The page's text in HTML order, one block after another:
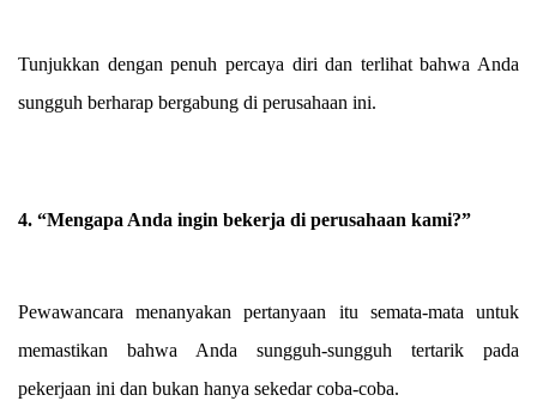
Tunjukkan dengan penuh percaya diri dan terlihat bahwa Anda
sungguh berharap bergabung di perusahaan ini.
4. “Mengapa Anda ingin bekerja di perusahaan kami?”
Pewawancara menanyakan pertanyaan itu semata-mata untuk
memastikan bahwa Anda sungguh-sungguh tertarik pada
pekerjaan ini dan bukan hanya sekedar coba-coba.